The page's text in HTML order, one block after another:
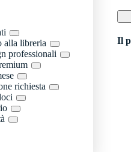
alla libreria
professionali
richiesta
Il